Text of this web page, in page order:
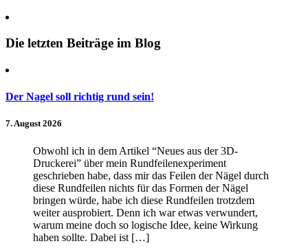
Die letzten Beiträge im Blog
Der Nagel soll richtig rund sein!
7. August 2026
Obwohl ich in dem Artikel “Neues aus der 3D-
Druckerei” über mein Rundfeilenexperiment
geschrieben habe, dass mir das Feilen der Nägel durch
diese Rundfeilen nichts für das Formen der Nägel
bringen würde, habe ich diese Rundfeilen trotzdem
weiter ausprobiert. Denn ich war etwas verwundert,
warum meine doch so logische Idee, keine Wirkung
haben sollte. Dabei ist […]